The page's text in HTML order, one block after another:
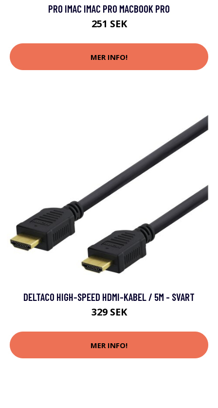
PRO IMAC IMAC PRO MACBOOK PRO
251 SEK
MER INFO!
DELTACO HIGH-SPEED HDMI-KABEL / 5M - SVART
329 SEK
MER INFO!